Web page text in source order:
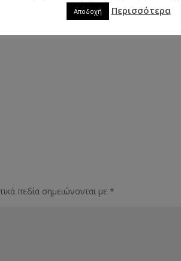
πεδία σημειώνονται με *
Αποδοχή Περισσότερα